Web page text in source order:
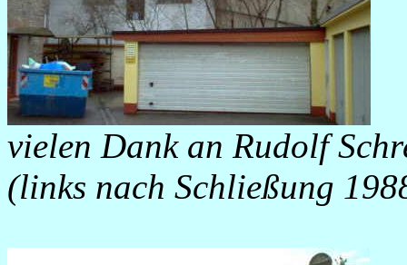
vielen Dank an Rudolf
(links nach Schließung